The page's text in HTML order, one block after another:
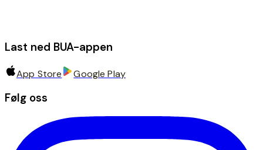
Last ned BUA-appen
App Store Google Play
Følg oss